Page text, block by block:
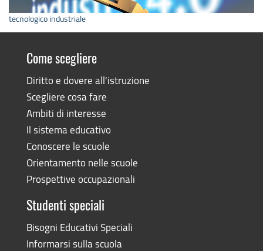
tecnologico industriale
Come scegliere
Diritto e dovere all'istruzione
Scegliere cosa fare
Ambiti di interesse
Il sistema educativo
Conoscere le scuole
Orientamento nelle scuole
Prospettive occupazionali
Studenti speciali
Bisogni Educativi Speciali
Informarsi sulla scuola